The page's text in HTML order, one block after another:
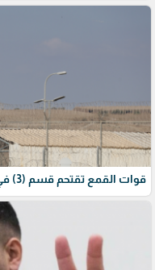
قوات القمع تقتحم قسم (3) في سجن "نفحة" وتعزل أحد الأسرى